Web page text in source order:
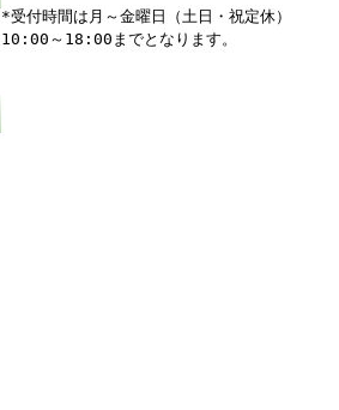
*受付時間は月～金曜日（土日・祝定休）
10:00～18:00までとなります。